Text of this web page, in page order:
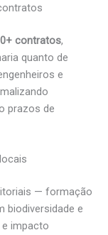
contratos,
quanto de
e
prazos de
— formação
biodiversidade e
impacto